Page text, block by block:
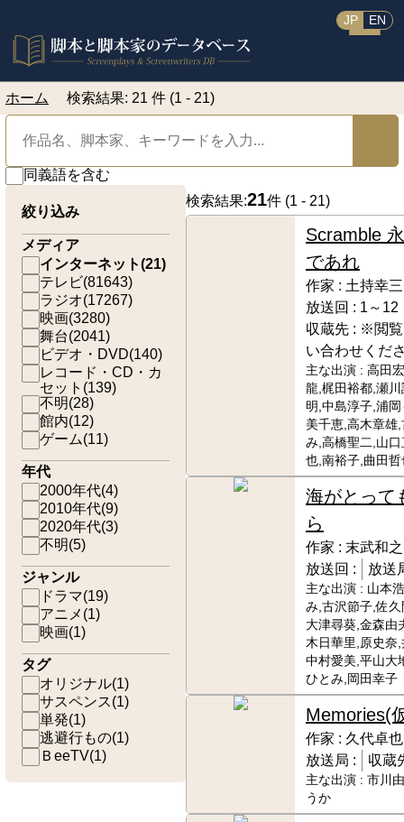
JP EN
ホーム 検索結果: 21 件 (1 - 21)
同義語を含む
絞り込み
メディア
インターネット(21)
テレビ(81643)
ラジオ(17267)
映画(3280)
舞台(2041)
ビデオ・DVD(140)
レコード・CD・カ
セット (139)
不明(28)
館内(12)
ゲーム(11)
年代
2000年代(4)
2010年代(9)
2020年代(3)
不明(5)
ジャンル
ドラマ(19)
アニメ (1)
映画(1)
タグ
オリジナル(1)
サスペンス(1)
単発(1)
逃避行もの(1)
ＢeeTV(1)
検索結果:21件 (1 - 21)
Scramble
であれ
作家 : 土持幸三
放送回 : 1～12
収蔵先 : ※閲覧
い合わせくだ
主な出演 : 高田
龍,梶田裕都,瀬
明,中島淳子,浦
美千恵,高木章雄
み,高橋聖二,山
也,南裕子,曲田
海がとって
ら
作家 : 末武和
放送回 :
放送
主な出演 : 山本
み,古沢節子,佐
大津尋葵,金森由
木日華里,原史奈
中村愛美,平山大
ひとみ,岡田幸子
Memories(
作家 : 久代卓也
放送局 :
収蔵
主な出演 : 市川
うか